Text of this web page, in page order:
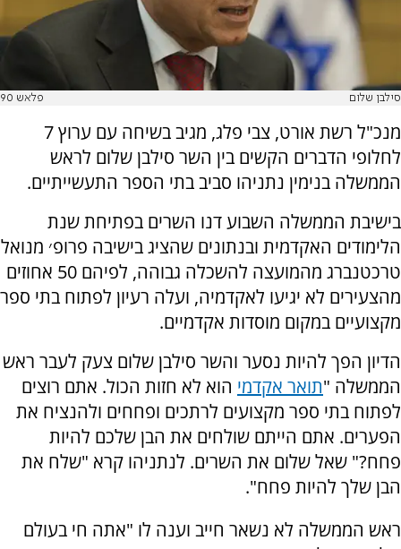
סילבן שלום פלאש 90
מנכ"ל רשת אורט, צבי פלג, מגיב בשיחה עם ערוץ 7
לחלופי הדברים הקשים בין השר סילבן שלום לראש
הממשלה בנימין נתניהו סביב בתי הספר התעשייתיים.
בישיבת הממשלה השבוע דנו השרים בפתיחת שנת
הלימודים האקדמית ובנתונים שהציג בישיבה פרופ׳ מנואל
טרכטנברג מהמועצה להשכלה גבוהה, לפיהם 50 אחוזים
מהצעירים לא יגיעו לאקדמיה, ועלה רעיון לפתוח בתי ספר
מקצועיים במקום מוסדות אקדמיים.
הדיון הפך להיות נסער והשר סילבן שלום צעק לעבר ראש
הממשלה "תואר אקדמי הוא לא חזות הכול. אתם רוצים
לפתוח בתי ספר מקצועים לרתכים ופחחים ולהנציח את
הפערים. אתם הייתם שולחים את הבן שלכם להיות
פחח?" שאל שלום את השרים. לנתניהו קרא "שלח את
הבן שלך להיות פחח".
ראש הממשלה לא נשאר חייב וענה לו "אתה חי בעולם